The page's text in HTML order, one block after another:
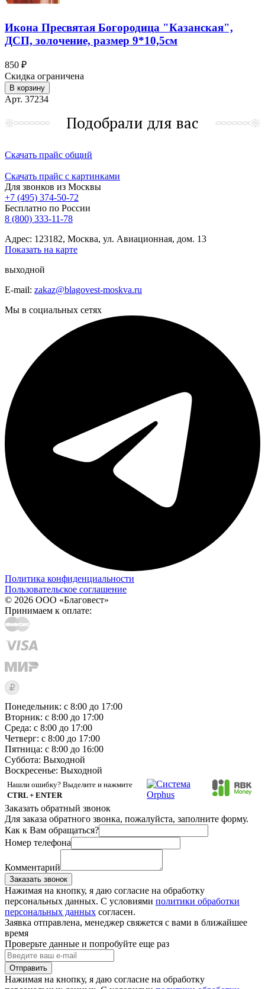
Икона Пресвятая Богородица "Казанская",
ДСП, золочение, размер 9*10,5см
850 ₽
Скидка ограничена
В корзину
Арт. 37234
Подобрали для вас
Скачать прайс общий
Скачать прайс с картинками
Для звонков из Москвы
+7 (495) 374-50-72
Бесплатно по России
8 (800) 333-11-78
Адрес: 123182, Москва, ул. Авиационная, дом. 13
Показать на карте
выходной
E-mail: zakaz@blagovest-moskva.ru
Мы в социальных сетях
Политика конфиденциальности
Пользовательское соглашение
© 2026 ООО «Благовест»
Принимаем к оплате:
Понедельник: с 8:00 до 17:00
Вторник: с 8:00 до 17:00
Среда: с 8:00 до 17:00
Четверг: с 8:00 до 17:00
Пятница: с 8:00 до 16:00
Суббота: Выходной
Воскресенье: Выходной
Нашли ошибку? Выделите и нажмите
CTRL + ENTER
Заказать обратный звонок
Для заказа обратного звонка, пожалуйста, заполните форму.
Как к Вам обращаться?
Номер телефона
Комментарий
Заказать звонок
Нажимая на кнопку, я даю согласие на обработку
персональных данных. С условиями политики обработки
персональных данных согласен.
Заявка отправлена, менеджер свяжется с вами в ближайшее
время
Проверьте данные и попробуйте еще раз
Отправить
Нажимая на кнопку, я даю согласие на обработку